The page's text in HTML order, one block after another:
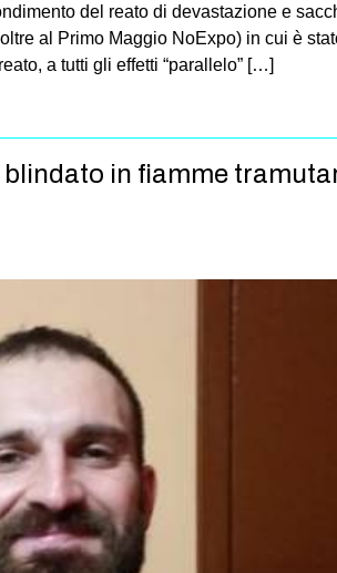
del reato di devastazione e
al Primo Maggio NoExpo) in cui è
a tutti gli effetti “parallelo” […]
in fiamme